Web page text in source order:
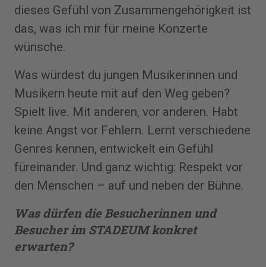
dieses Gefühl von Zusammengehörigkeit ist
das, was ich mir für meine Konzerte
wünsche.
Was würdest du jungen Musikerinnen und
Musikern heute mit auf den Weg geben?
Spielt live. Mit anderen, vor anderen. Habt
keine Angst vor Fehlern. Lernt verschiedene
Genres kennen, entwickelt ein Gefühl
füreinander. Und ganz wichtig: Respekt vor
den Menschen – auf und neben der Bühne.
Was dürfen die Besucherinnen und
Besucher im STADEUM konkret
erwarten?